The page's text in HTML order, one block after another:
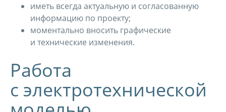
иметь всегда актуальную и согласованную
информацию по проекту;
моментально вносить графические
и технические изменения.
Работа
с электротехнической